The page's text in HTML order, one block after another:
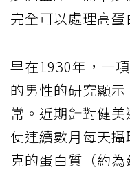
完全可以處理高蛋
早在1930年，一
的男性的研究顯
常。近期針對健
使連續數月每天
克的蛋白質（約